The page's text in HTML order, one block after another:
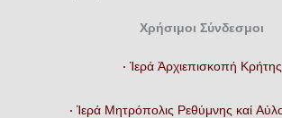
Χρήσιμοι Σύνδεσμοι
• Ἱερά Ἀρχιεπισκοπή Κρήτης
• Ἱερά Μητρόπολις Ρεθύμνης καί